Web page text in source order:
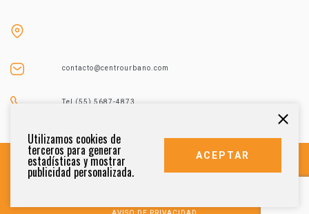
contacto@centrourbano.com
Tel (55) 5687-4873
Utilizamos cookies de
terceros para generar
estadísticas y mostrar
publicidad personalizada.
ACEPTAR